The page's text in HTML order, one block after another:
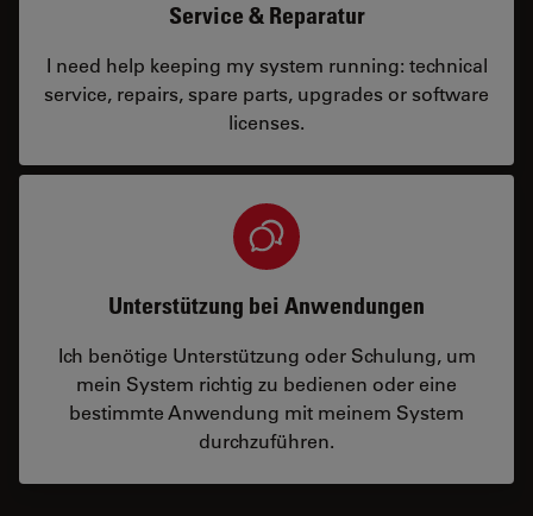
Service & Reparatur
I need help keeping my system running: technical
service, repairs, spare parts, upgrades or software
licenses.
Unterstützung bei Anwendungen
Ich benötige Unterstützung oder Schulung, um
mein System richtig zu bedienen oder eine
bestimmte Anwendung mit meinem System
durchzuführen.